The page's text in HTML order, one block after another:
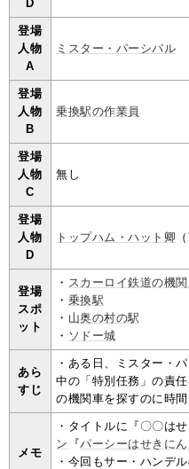
D
登場
人物
A
ミスター・パーシバル
登場
人物
B
乗換駅の作業員
登場
人物
C
無し
登場
人物
D
トップハム・ハット卿
登場
スポ
ット
・ スカーロイ鉄道の機
・ 乗換駅
・ 山奥の村の駅
・ ソドー城
あら
すじ
・ある日、ミスター・
中の「特別任務」の責任
の機関車を探すのに時
メモ
・タイトルに『〇〇は
ン
『パーシーはせきにん
・今回もサー・ハンデ